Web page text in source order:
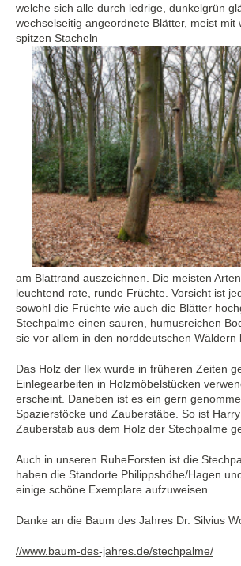
welche sich alle durch ledrige, dunkelgrün
wechselseitig angeordnete Blätter, meist mit
spitzen Stacheln
am Blattrand auszeichnen. Die meisten
leuchtend rote, runde Früchte. Vorsicht ist
sowohl die Früchte wie auch die Blätter
Stechpalme einen sauren, humusreichen
sie vor allem in den norddeutschen Wäldern
Das Holz der Ilex wurde in früheren Zeiten
Einlegearbeiten in Holzmöbelstücken
erscheint. Daneben ist es ein gern
Spazierstöcke und Zauberstäbe. So ist
Zauberstab aus dem Holz der Stechpalme
Auch in unseren RuheForsten ist die
haben die Standorte Philippshöhe/Hagen
einige schöne Exemplare aufzuweisen.
Danke an die Baum des Jahres Dr. Silvius
//www.baum-des-jahres.de/stechpalme/